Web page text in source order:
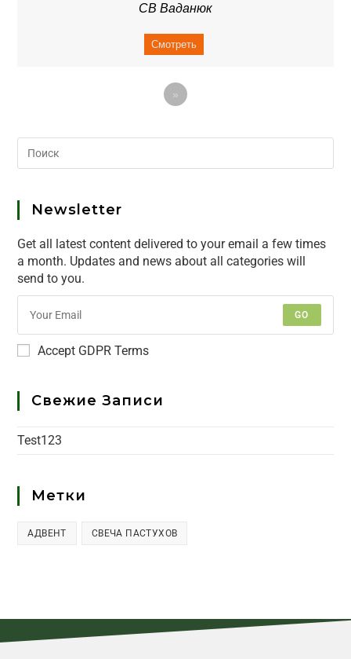
СВ Ваданюк
Смотреть
»
Newsletter
Get all latest content delivered to your email a few times
a month. Updates and news about all categories will
send to you.
GO
Accept GDPR Terms
Свежие Записи
Test123
Метки
АДВЕНТ СВЕЧА ПАСТУХОВ